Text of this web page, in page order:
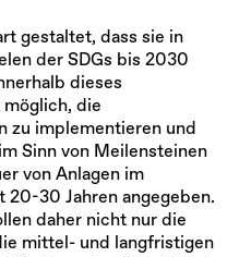
gestaltet, dass sie in
der SDGs bis 2030
dieses
die
zu implementieren und
Sinn von Meilensteinen
von Anlagen im
20-30 Jahren angegeben.
daher nicht nur die
mittel- und langfristigen